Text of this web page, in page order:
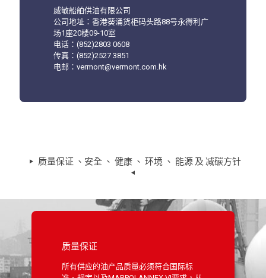
威敏船舶供油有限公司
公司地址：香港葵涌货柜码头路88号永得利广
场1座20楼09-10室
电话：(852)2803 0608
传真：(852)2527 3851
电邮：vermont@vermont.com.hk
质量保证 、安全 、 健康 、 环境 、 能源 及 减碳方针
质量保证
所有供应的油产品质量必须符合国际标